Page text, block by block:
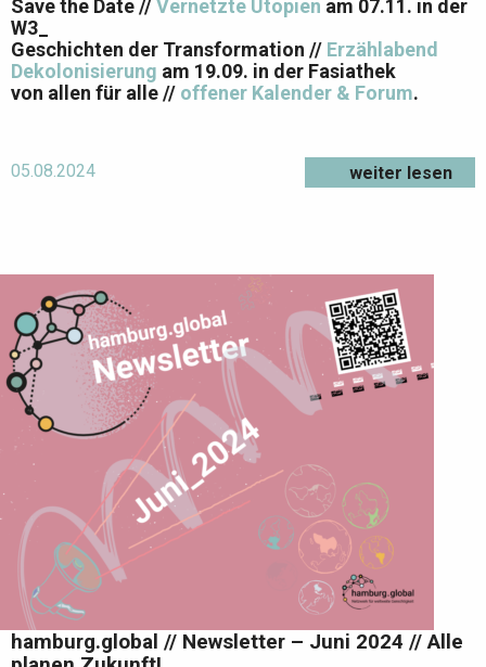
Save the Date // Vernetzte Utopien am 07.11. in der
W3_
Geschichten der Transformation // Erzählabend
Dekolonisierung am 19.09. in der Fasiathek
von allen für alle // offener Kalender & Forum.
05.08.2024 weiter lesen
hamburg.global // Newsletter – Juni 2024 // Alle